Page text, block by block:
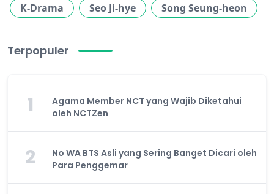
K-Drama
Seo Ji-hye Song Seung-heon
Terpopuler
1
Agama Member NCT yang Wajib Diketahui
oleh NCTZen
2
No WA BTS Asli yang Sering Banget Dicari oleh
Para Penggemar